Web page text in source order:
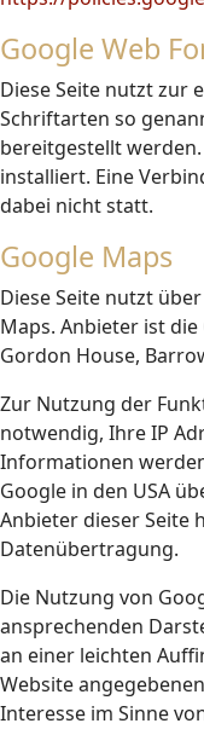
Google Web
Diese Seite nutzt zur
Schriftarten so
bereitgestellt
installiert. Eine
dabei nicht statt.
Google Maps
Diese Seite nutzt
Maps. Anbieter ist die
Gordon House,
Zur Nutzung der
notwendig, Ihre IP
Informationen
Google in den USA
Anbieter dieser Seite
Datenübertragung.
Die Nutzung von
ansprechenden
an einer leichten
Website
Interesse im Sinne